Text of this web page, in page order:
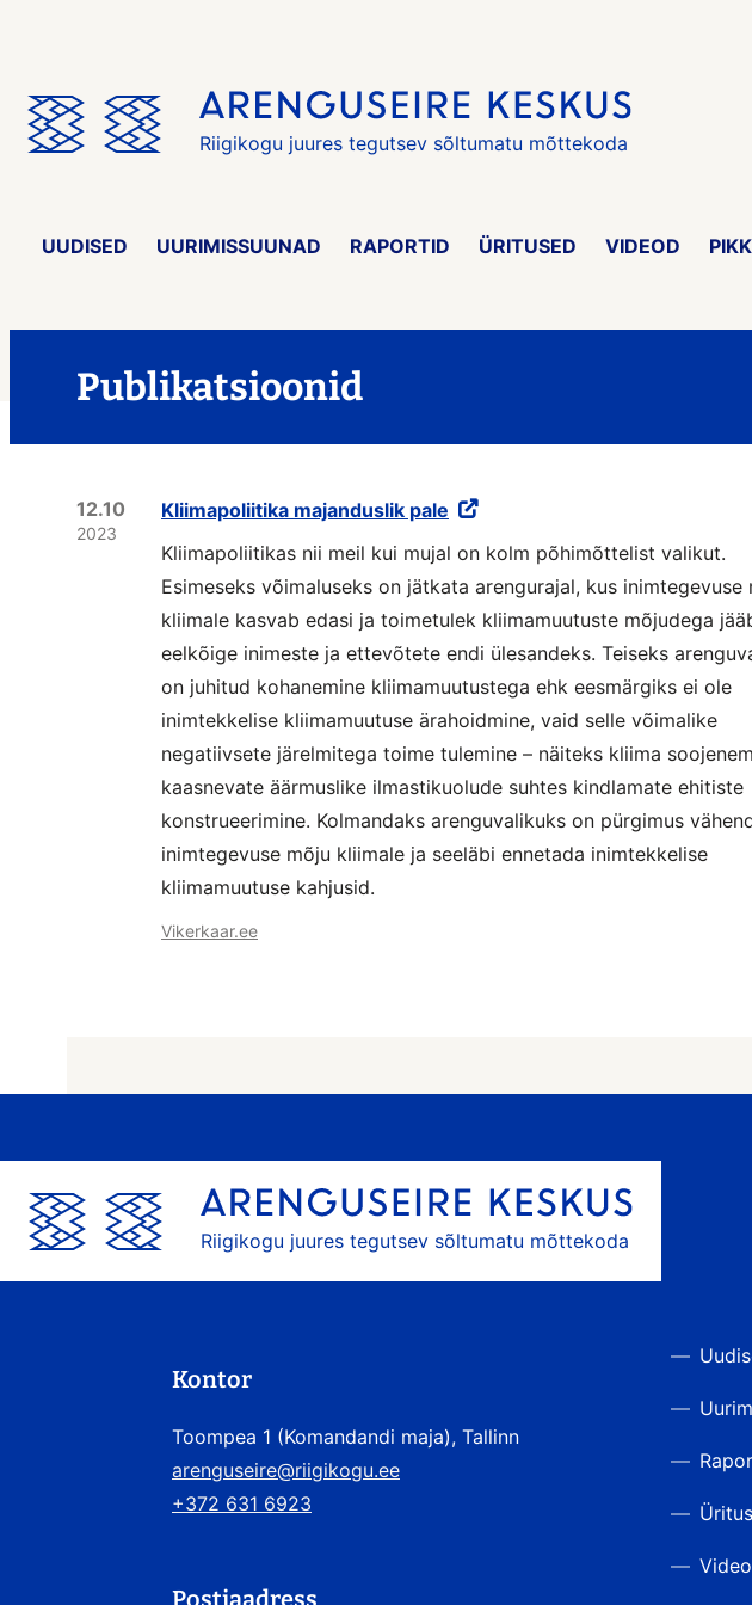
Riigikogu juures tegutsev sõltumatu mõttekoda
UUDISED UURIMISSUUNAD RAPORTID ÜRITUSED VIDEOD
Publikatsioonid
12.10
2023
Kliimapoliitika majanduslik pale
Kliimapoliitikas nii meil kui mujal on kolm põhimõttelist valikut.
Esimeseks võimaluseks on jätkata arengurajal, kus inimtegevuse
kliimale kasvab edasi ja toimetulek kliimamuutuste mõjudega
eelkõige inimeste ja ettevõtete endi ülesandeks. Teiseks
on juhitud kohanemine kliimamuutustega ehk eesmärgiks ei ole
inimtekkelise kliimamuutuse ärahoidmine, vaid selle võimalike
negatiivsete järelmitega toime tulemine – näiteks kliima
kaasnevate äärmuslike ilmastikuolude suhtes kindlamate ehitiste
konstrueerimine. Kolmandaks arenguvalikuks on pürgimus
inimtegevuse mõju kliimale ja seeläbi ennetada inimtekkelise
kliimamuutuse kahjusid.
Vikerkaar.ee
Riigikogu juures tegutsev sõltumatu mõttekoda
Kontor
Toompea 1 (Komandandi maja), Tallinn
arenguseire@riigikogu.ee
+372 631 6923
Postiaadress